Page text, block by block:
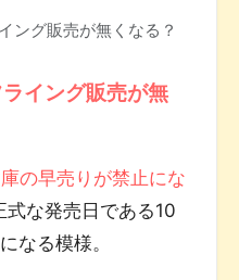
ング販売が無くなる？
イング販売が無
の早売りが禁止にな
式な発売日である10
なる模様。